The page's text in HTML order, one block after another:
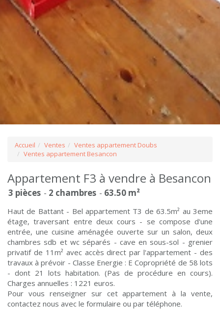
Accueil Ventes
Ventes appartement Doubs
Ventes appartement Besancon
Appartement F3 à vendre à Besancon
3 pièces 2 chambres 63.50 m²
Haut de Battant - Bel appartement T3 de 63.5m² au 3eme
étage, traversant entre deux cours - se compose d'une
entrée, une cuisine aménagée ouverte sur un salon, deux
chambres sdb et wc séparés - cave en sous-sol - grenier
privatif de 11m² avec accès direct par l'appartement - des
travaux à prévoir - Classe Energie : E Copropriété de 58 lots
- dont 21 lots habitation. (Pas de procédure en cours).
Charges annuelles : 1221 euros.
Pour vous renseigner sur cet appartement à la vente,
contactez nous avec le formulaire ou par téléphone.